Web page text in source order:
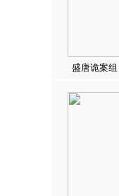
盛唐诡案